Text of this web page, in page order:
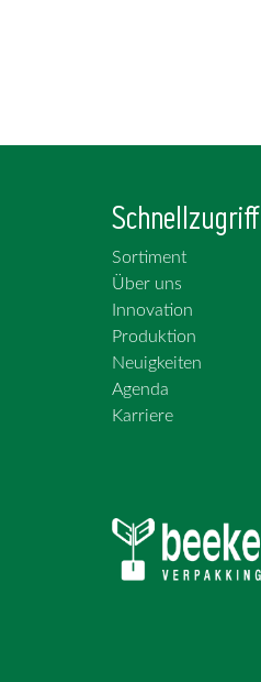
Schnellzugriff
Sortiment
Über uns
Innovation
Produktion
Neuigkeiten
Agenda
Karriere